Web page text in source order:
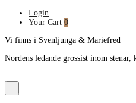
Login
Your Cart 0
Vi finns i Svenljunga & Mariefred
Nordens ledande grossist inom